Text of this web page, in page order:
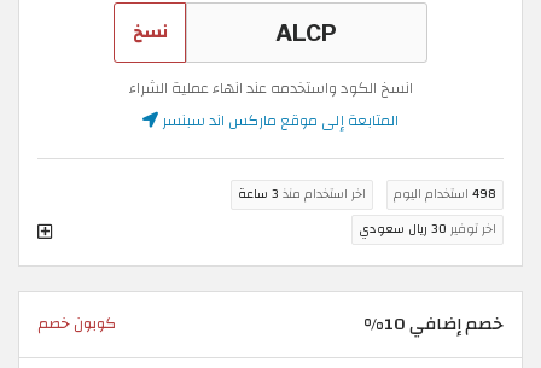
نسخ
انسخ الكود واستخدمه عند انهاء عملية الشراء
المتابعة إلى موقع ماركس اند سبنسر
498 استخدام اليوم اخر استخدام منذ 3 ساعة
اخر توفير 30 ريال سعودي
خصم إضافي 10% كوبون خصم